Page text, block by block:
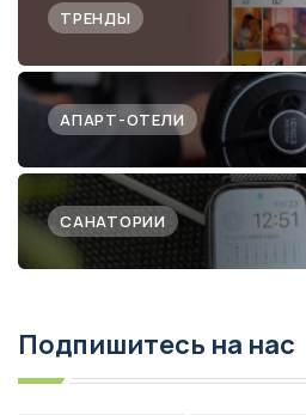
ТРЕНДЫ
АПАРТ-ОТЕЛИ
САНАТОРИИ
Подпишитесь на нас